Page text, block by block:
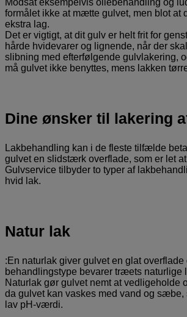
formålet ikke at mætte gulvet, men blot at
ekstra lag.
Det er vigtigt, at dit gulv er helt frit for
hårde hvidevarer og lignende, når der
slibning med efterfølgende gulvlakering,
må gulvet ikke benyttes, mens lakken
Dine ønsker til lakering
Lakbehandling kan i de fleste tilfælde
gulvet en slidstærk overflade, som er let
Gulvservice tilbyder to typer af
hvid lak.
Natur lak
:En naturlak giver gulvet en glat overflade
behandlingstype bevarer træets naturlige
Naturlak gør gulvet nemt at vedligeholde
da gulvet kan vaskes med vand og sæbe,
lav pH-værdi.